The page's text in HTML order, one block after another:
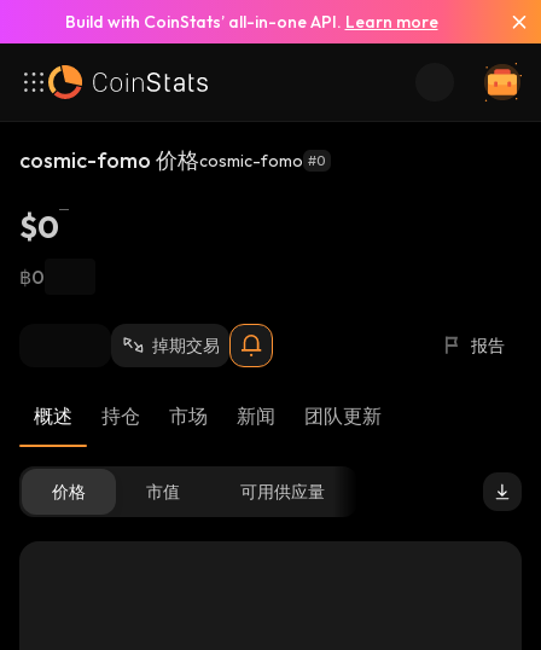
Build with CoinStats’ all-in-one API. Learn more
cosmic-fomo 价格cosmic-fomo #0
$0
฿0
掉期交易 报告
概述 持仓 市场 新闻 团队更新
价格 市值 可用供应量